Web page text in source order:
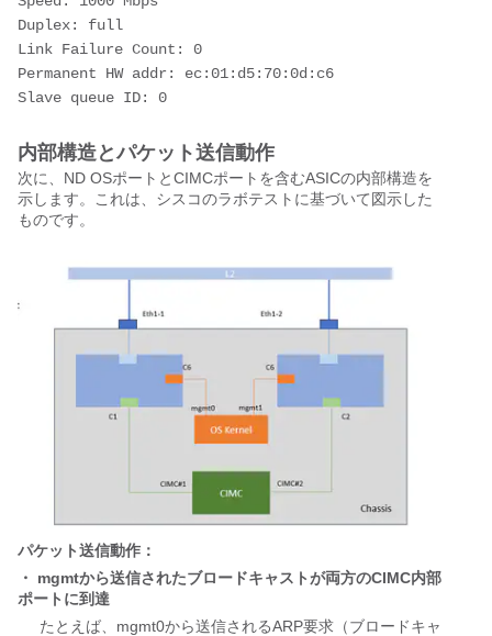
Duplex: full
Link Failure Count: 0
Permanent HW addr: ec:01:d5:70:0d:c6
Slave queue ID: 0
内部構造とパケット送信動作
次に、ND OSポートとCIMCポートを含むASICの内部構造を
示します。これは、シスコのラボテストに基づいて図示した
ものです。
パケット送信動作：
・ mgmtから送信されたブロードキャストが両方のCIMC内部
ポートに到達
たとえば、mgmt0から送信されるARP要求（ブロードキャ